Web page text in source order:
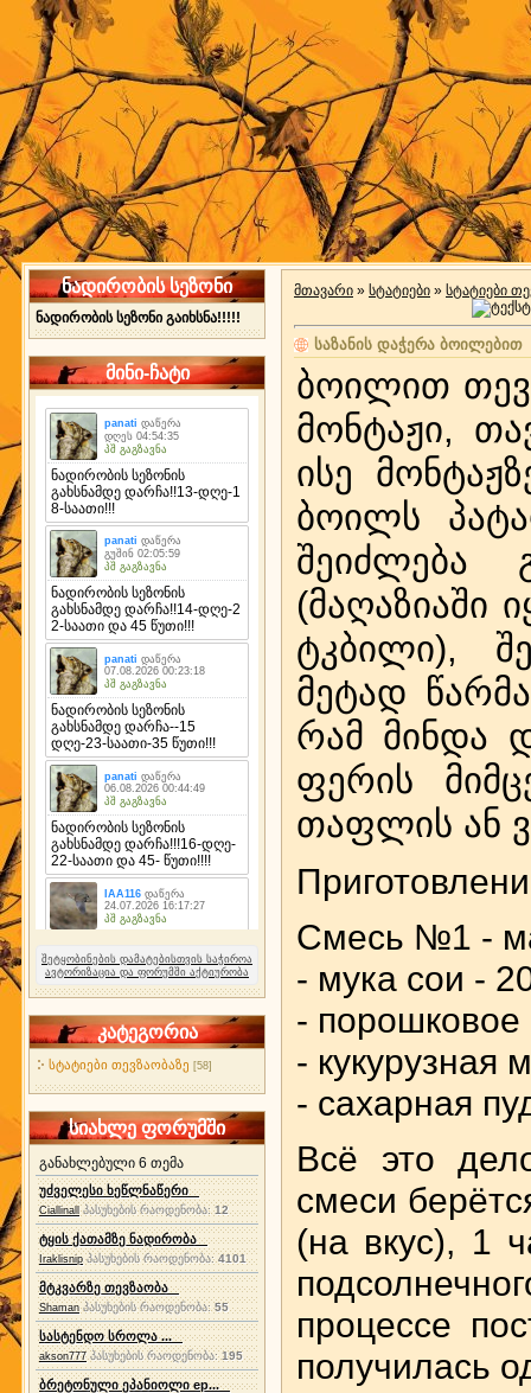
ნადირობის სეზონი
ნადირობის სეზონი გაიხსნა!!!!!
მინი-ჩატი
შეტყობინების დამატებისთვის საჭიროა
ავტორიზაცია და ფორუმში აქტიურობა
კატეგორია
სტატიები თევზაობაზე [58]
სიახლე ფორუმში
განახლებული 6 თემა
უძველესი ხეწლნაწერი
Ciallinall პასუხების რაოდენობა:12
ტყის ქათამზე ნადირობა
Iraklisnip პასუხების რაოდენობა: 4101
მტკვარზე თევზაობა
Shaman პასუხების რაოდენობა:55
სასტენდო სროლა ...
akson777 პასუხების რაოდენობა:195
ბრეტონული ეპანიოლი ep...
მთავარი » სტატიები » სტატიები
საზანის დაჭერა ბოილებით
ბოილით
მონტაჟი,
ისე
ბოილს
შეიძლება
(მაღაზიაში
ტკბილი),
მეტად
რამ მინდა
ფერის
თაფლის ან
Смесь №1 -
- мука сои -
- порошковое
- кукурузная
- сахарная
Всё это
смеси
(на вкус), 1
процессе
получилась